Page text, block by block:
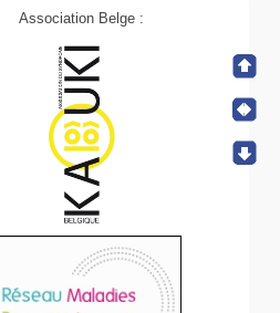
Association Belge :